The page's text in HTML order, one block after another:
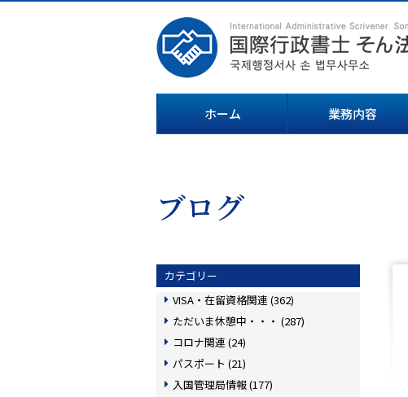
ホーム 業務内容
ブログ
カテゴリー
VISA・在留資格関連 (362)
ただいま休憩中・・・ (287)
コロナ関連 (24)
パスポート (21)
入国管理局情報 (177)